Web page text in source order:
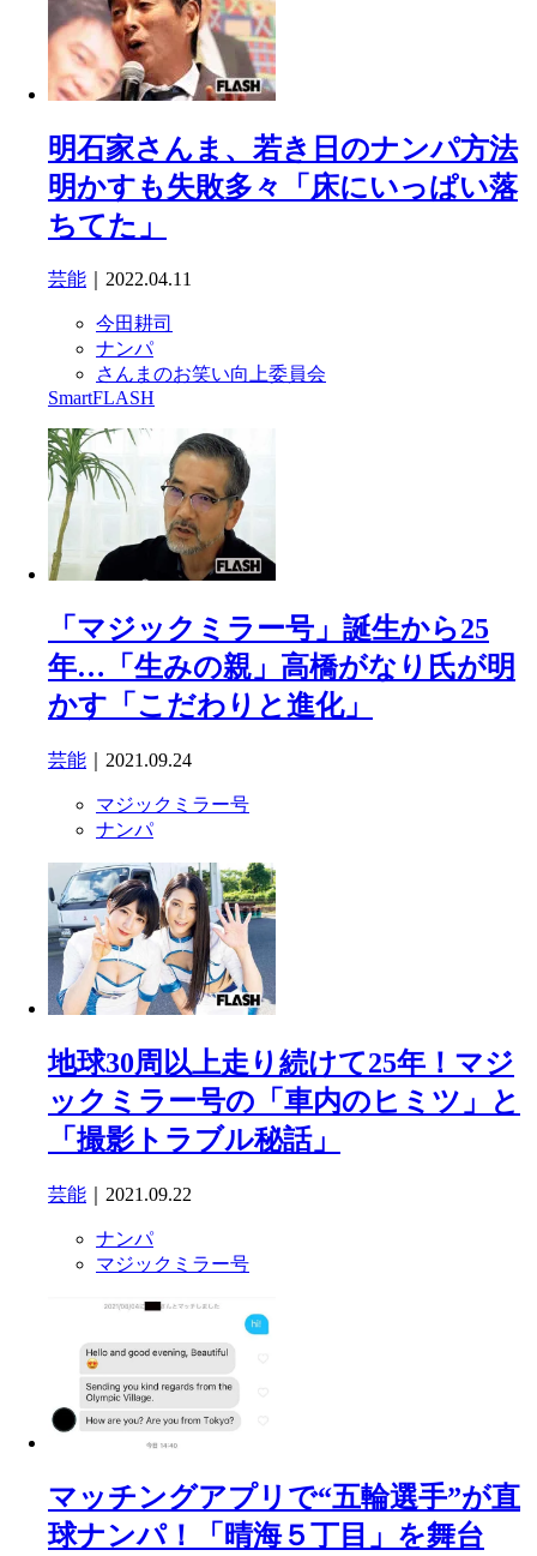
明石家さんま、若き日のナンパ方法
明かすも失敗多々「床にいっぱい落
ちてた」
芸能 ｜2022.04.11
今田耕司
ナンパ
さんまのお笑い向上委員会
SmartFLASH
「マジックミラー号」誕生から25
年…「生みの親」高橋がなり氏が明
かす「こだわりと進化」
芸能 ｜2021.09.24
マジックミラー号
ナンパ
地球30周以上走り続けて25年！マジ
ックミラー号の「車内のヒミツ」と
「撮影トラブル秘話」
芸能 ｜2021.09.22
ナンパ
マジックミラー号
マッチングアプリで“五輪選手”が直
球ナンパ！「晴海５丁目」を舞台